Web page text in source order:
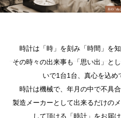
時計は「時」を刻み「時間」を
その時々の出来事も「思い出」と
いで1台1台、真心を込め
時計は機械で、年月の中で不具
製造メーカーとして出来るだけの
して頂ける「時計」をお届